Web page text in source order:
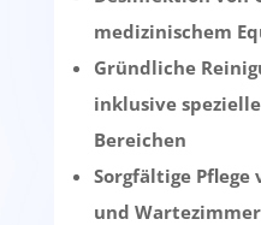
medizinischem
Gründliche
inklusive
Bereichen
Sorgfältige Pflege
und